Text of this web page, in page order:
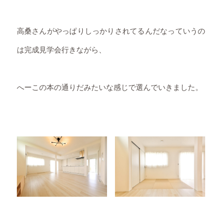
高桑さんがやっぱりしっかりされてるんだなっていうの
は完成見学会行きながら、
へーこの本の通りだみたいな感じで選んでいきました。